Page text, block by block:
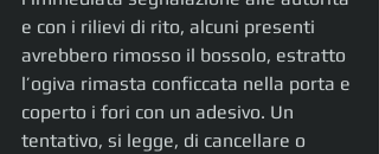
e con i rilievi di rito, alcuni presenti
avrebbero rimosso il bossolo, estratto
l’ogiva rimasta conficcata nella porta e
coperto i fori con un adesivo. Un
tentativo, si legge, di cancellare o